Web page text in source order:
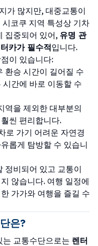
가 많지만, 대중교통이
코쿠 지역 특성상 기차
집중되어 있어, 유명 관
카가 필수적입니다.
이 있습니다:
환승 시간이 길어질 수
간에 바로 이동할 수
역을 제외한 대부분의
씬 편리합니다.
로 가기 어려운 자연경
롭게 탐방할 수 있습니
정비되어 있고 교통이
않습니다. 여행 일정에
가가와 여행을 즐길 수
은?
교통수단으로는 렌터